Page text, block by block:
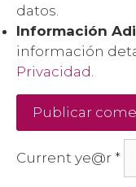
datos.
Información
información
Privacidad.
Current ye@r *